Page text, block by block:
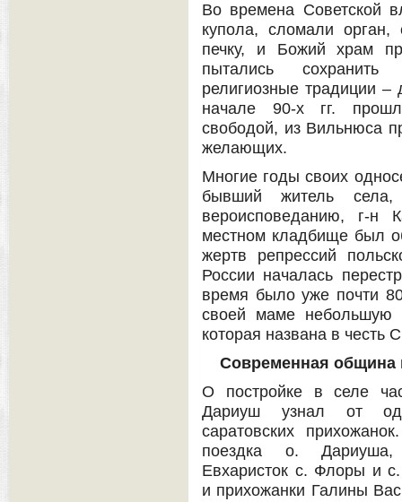
Во времена Советской
купола, сломали орган,
печку, и Божий храм
пытались
религиозные традиции
начале 90-х гг.
свободой, из Вильнюса
желающих.
Многие годы своих
бывший житель
вероисповеданию, г-н
местном кладбище был
жертв репрессий
России началась
время было уже почти
своей маме
которая названа в честь
Современная община
О постройке в селе
Дариуш узнал от
саратовских
поездка о. Дариуша,
Евхаристок с. Флоры и
и прихожанки Галины